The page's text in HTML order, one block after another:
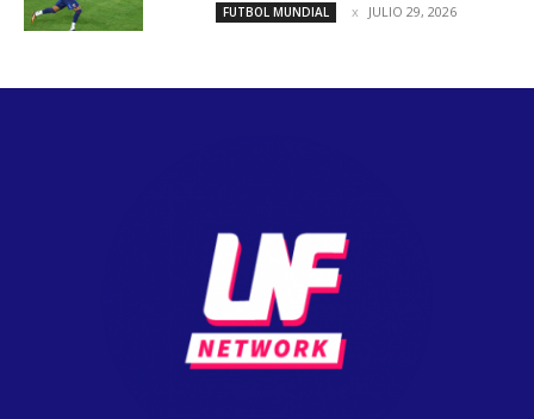
FUTBOL MUNDIAL JULIO 29, 2026